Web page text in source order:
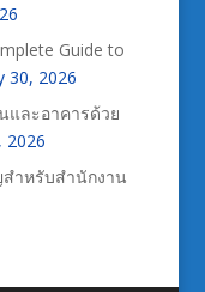
Guide to
30, 2026
และอาคารด้วย
2026
ำหรับสำนักงาน